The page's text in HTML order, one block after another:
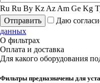
Ru Ru By Kz Az Am Ge Kg
Отправить
Даю
данных
О фильтрах
Оплата и доставка
Для какого оборудования
Фильтры предназначены для